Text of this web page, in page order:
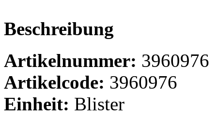
Beschreibung
Artikelnummer: 3960976
Artikelcode: 3960976
Einheit: Blister